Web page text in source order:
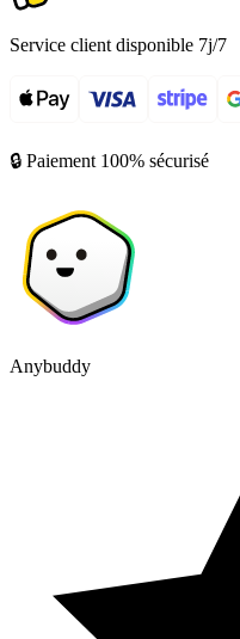
Service client disponible 7j/7
🔒 Paiement 100% sécurisé
Anybuddy